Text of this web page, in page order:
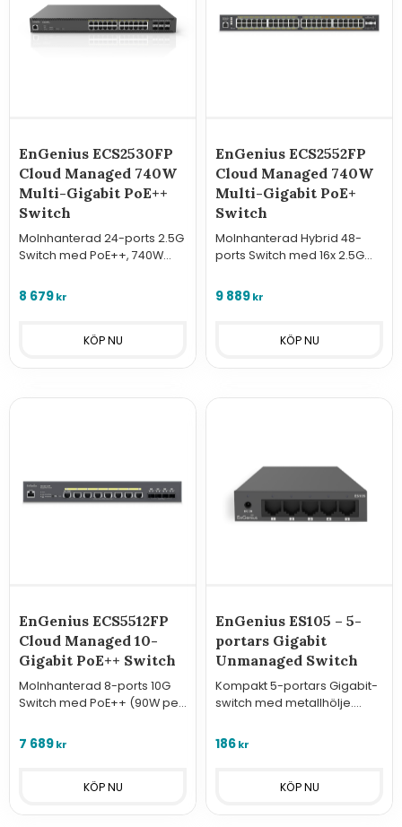
EnGenius ECS2530FP
Cloud Managed 740W
Multi-Gigabit PoE++
Switch
Molnhanterad 24-ports 2.5G
Switch med PoE++, 740W
portar. Maximal prestanda
8 679kr
EnGenius ECS2552FP
Cloud Managed 740W
Multi-Gigabit PoE+
Switch
Molnhanterad Hybrid 48-
ports Switch med 16x 2.5G
SFP+ och 740W PoE-budget.
9 889kr
EnGenius ECS5512FP
Cloud Managed 10-
Gigabit PoE++ Switch
Molnhanterad 8-ports 10G
Switch med PoE++ (90W per
10G SFP+. Optimal
7 689kr
EnGenius ES105 – 5-
portars Gigabit
Unmanaged Switch
Kompakt 5-portars Gigabit-
switch med metallhölje.
(fläktlös) och energisnål.
186kr